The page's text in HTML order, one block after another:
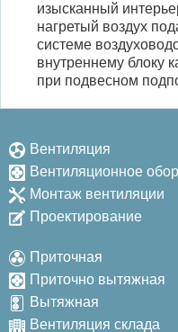
изысканный
нагретый воздух
системе
внутреннему блоку
при подвесном
Вентиляция
Вентиляционное
Монтаж вентиляции
Проектирование
Приточная
Приточно вытяжная
Вытяжная
Вентиляция склада